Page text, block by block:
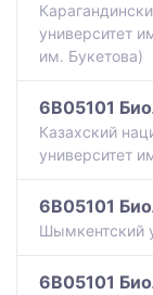
университет
им. Букетова)
6B05101
Казахский
университет
6B05101
Шымкентский
6B05101